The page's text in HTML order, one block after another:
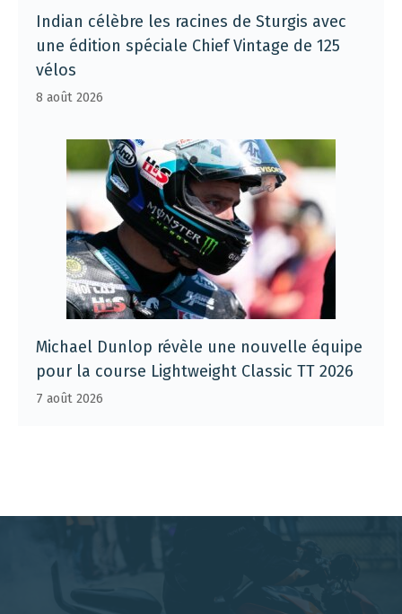
Indian célèbre les racines de Sturgis avec
une édition spéciale Chief Vintage de 125
vélos
8 août 2026
Michael Dunlop révèle une nouvelle équipe
pour la course Lightweight Classic TT 2026
7 août 2026